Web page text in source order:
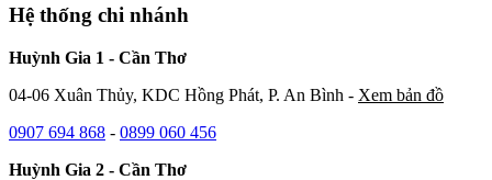
Hệ thống chi nhánh
Huỳnh Gia 1 - Cần Thơ
04-06 Xuân Thủy, KDC Hồng Phát, P. An Bình - Xem bản đồ
0907 694 868 - 0899 060 456
Huỳnh Gia 2 - Cần Thơ